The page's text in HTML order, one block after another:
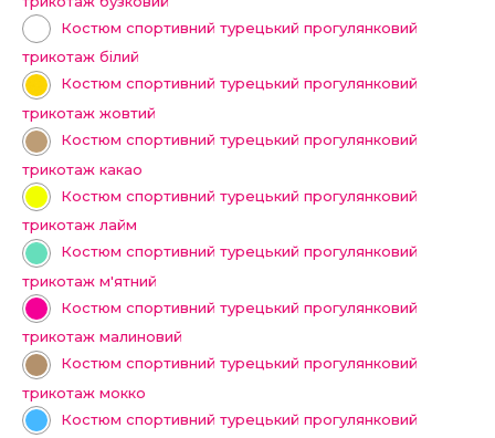
Костюм спортивний турецький прогулянковий
трикотаж білий
Костюм спортивний турецький прогулянковий
трикотаж жовтий
Костюм спортивний турецький прогулянковий
трикотаж какао
Костюм спортивний турецький прогулянковий
трикотаж лайм
Костюм спортивний турецький прогулянковий
трикотаж м'ятний
Костюм спортивний турецький прогулянковий
трикотаж малиновий
Костюм спортивний турецький прогулянковий
трикотаж мокко
Костюм спортивний турецький прогулянковий